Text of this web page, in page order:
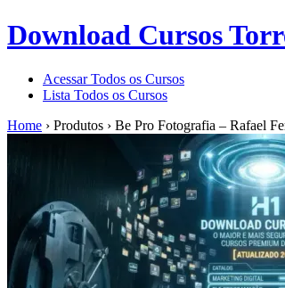
Download Cursos
Acessar Todos os Cursos
Lista Todos os Cursos
Home › Produtos › Be Pro Fotografia – Rafael